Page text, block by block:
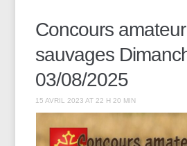
Concours
sauvages
03/08/2025
15 AVRIL 2023 AT 22 H 20 MIN